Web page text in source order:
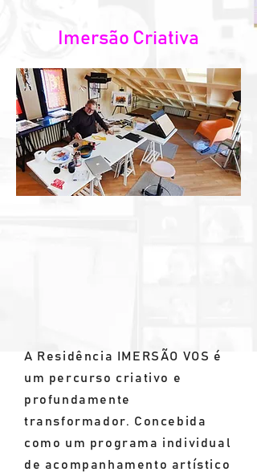
Imersão Criativa
A Residência IMERSÃO VOS é
um percurso criativo e
profundamente
transformador. Concebida
como um programa individual
de acompanhamento artístico